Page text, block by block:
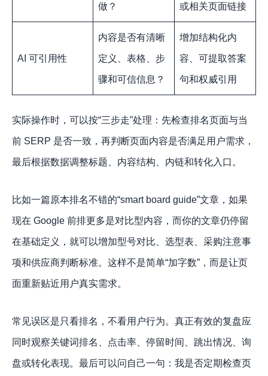
做？ 或相关页面链接
AI 可引用性
内容是否有清晰
定义、表格、步
骤和可信信息？
增加结构化内
容、可提取答案
句和权威引用
实际操作时，可以按“三步走”处理：先检查排名页面与当
前 SERP 是否一致，再判断页面内容是否满足用户需求，
最后根据数据调整标题、内容结构、内链和转化入口。
比如一篇原本排名不错的“smart board guide”文章，如果
现在 Google 前排更多是对比型内容，而你的文章仍停留
在基础定义，就可以增加型号对比、选型表、采购注意事
项和供应商判断标准。这样不是简单“加字数”，而是让页
面重新贴近用户真实需求。
常见误区是只看排名，不看用户行为。真正有效的复盘应
同时观察关键词排名、点击率、停留时间、跳出情况、询
盘或转化表现。最后可以问自己一句：我是否定期检查页